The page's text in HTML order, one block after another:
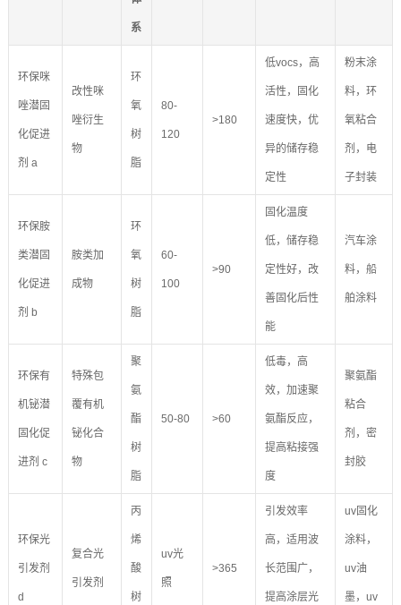
系
环保咪
唑潜固
化促进
剂 a
改性咪
唑衍生
物
环
氧
树
脂
80-
120
>180
低vocs，高
活性，固化
速度快，优
异的储存稳
定性
粉末涂
料，环
氧粘合
剂，电
子封装
环保胺
类潜固
化促进
剂 b
胺类加
成物
环
氧
树
脂
60-
100
>90
固化温度
低，储存稳
定性好，改
善固化后性
能
汽车涂
料，船
舶涂料
环保有
机铋潜
固化促
进剂 c
特殊包
覆有机
铋化合
物
聚
氨
酯
树
脂
50-80 >60
低毒，高
效，加速聚
氨酯反应，
提高粘接强
度
聚氨酯
粘合
剂，密
封胶
环保光
引发剂
d
复合光
引发剂
丙
烯
酸
树
uv光
照
>365
引发效率
高，适用波
长范围广，
提高涂层光
uv固化
涂料，
uv油
墨，uv